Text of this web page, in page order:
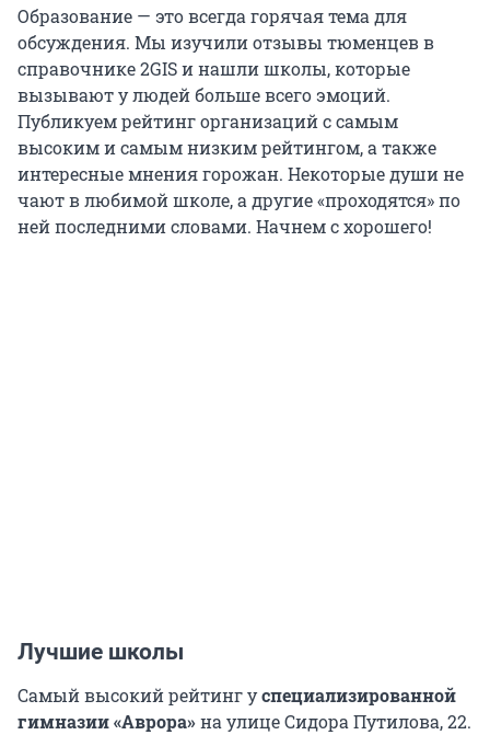
Образование — это всегда горячая тема для
обсуждения. Мы изучили отзывы тюменцев в
справочнике 2GIS и нашли школы, которые
вызывают у людей больше всего эмоций.
Публикуем рейтинг организаций с самым
высоким и самым низким рейтингом, а также
интересные мнения горожан. Некоторые души не
чают в любимой школе, а другие «проходятся» по
ней последними словами. Начнем с хорошего!
Лучшие школы
Самый высокий рейтинг успециализированной
гимназии «Аврора»на улице Сидора Путилова, 22.